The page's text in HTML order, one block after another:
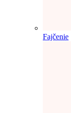
Fajčenie